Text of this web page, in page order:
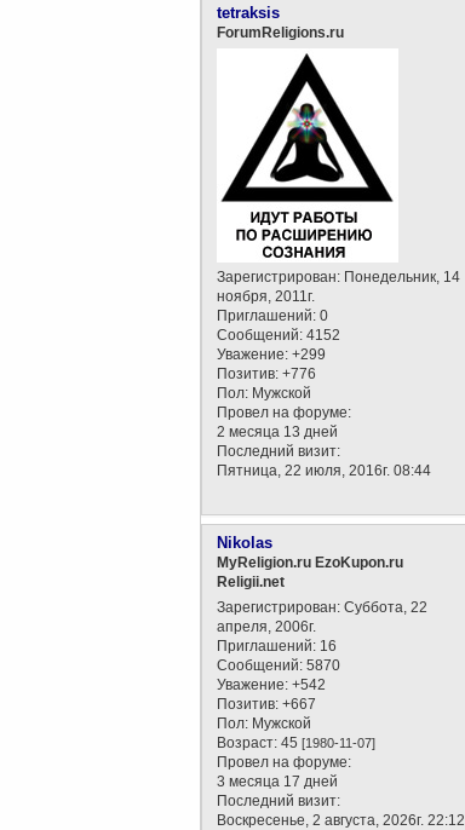
tetraksis
ForumReligions.ru
Зарегистрирован: Понедельник, 14
ноября, 2011г.
Приглашений: 0
Сообщений: 4152
Уважение: +299
Позитив: +776
Пол: Мужской
Провел на форуме:
2 месяца 13 дней
Последний визит:
Пятница, 22 июля, 2016г. 08:44
Nikolas
MyReligion.ru EzoKupon.ru
Religii.net
Зарегистрирован: Суббота, 22
апреля, 2006г.
Приглашений: 16
Сообщений: 5870
Уважение: +542
Позитив: +667
Пол: Мужской
Возраст: 45[1980-11-07]
Провел на форуме:
3 месяца 17 дней
Последний визит:
Воскресенье, 2 августа, 2026г. 22:12